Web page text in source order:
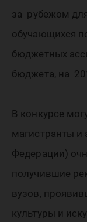
в
за рубежом
обучающихся
бюджетных
бюджета, на
В конкурсе
магистранты и
Федерации)
получившие
вузов,
культуры и